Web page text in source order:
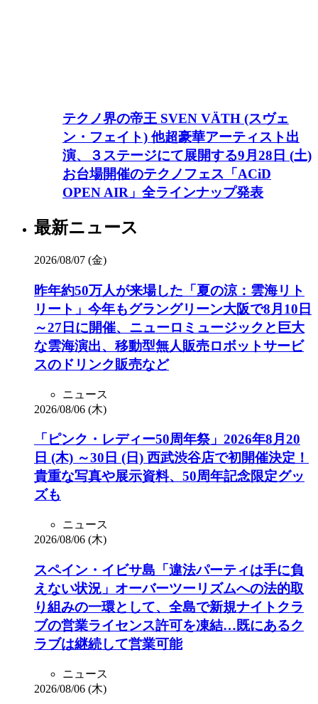
テクノ界の帝王 SVEN VÄTH (スヴェ
ン・フェイト) 他超豪華アーティスト出
演、３ステージにて展開する9月28日 (土)
お台場開催のテクノフェス「ACiD
OPEN AIR」全ラインナップ発表
最新ニュース
2026/08/07 (金)
昨年約50万人が来場した「夏の涼：雲海リト
リート」今年もグラングリーン大阪で8月10日
～27日に開催、ニューロミュージックと巨大
な雲海演出、移動型無人販売ロボットサービ
スのドリンク販売など
ニュース
2026/08/06 (木)
「ピンク・レディー50周年祭」2026年8月20
日 (木) ～30日 (日) 西武渋谷店で初開催決定！
貴重な写真や展示資料、50周年記念限定グッ
ズも
ニュース
2026/08/06 (木)
スペイン・イビサ島「違法パーティは手に負
えない状況」オーバーツーリズムへの法的取
り組みの一環として、全島で新規ナイトクラ
ブの営業ライセンス許可を凍結…既にあるク
ラブは継続して営業可能
ニュース
2026/08/06 (木)